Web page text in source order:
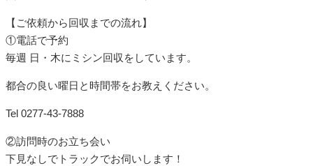
【ご依頼から回収までの流れ】
①電話で予約
毎週 日・木にミシン回収をしています。
都合の良い曜日と時間帯をお教えください。
Tel 0277-43-7888
②訪問時のお立ち会い
下見なしでトラックでお伺いします！